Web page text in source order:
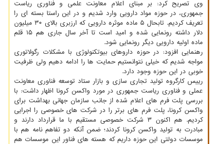
وی تصریح کرد: بر مبنای اعلام معاونت علمی و فناوری ریاست
جمهوری، در حوزه مواد دارویی وارد شدیم و در این راستا بسته ای را
تعریف کردیم. تابحال ۵ ماده موثره دارویی که ارزبری بالای ۳۰ میلیون
دلار داشته رونمایی شده و امید است تا آخر سال جاری هم ۱۵ قلم
ماده اولیه دارویی دیگر رونمایی شود.
رهنمایی افزود: در حوزه داروهای بیوتکنولوژی با مشکلات رگولاتوری
مواجه شدیم که خیلی نتوانستیم حمایت ها را ادامه دهیم ولی ظرفیت
خوبی در این حوزه وجود دارد.
رییس کارگروه تولید تجاری سازی و بازار ستاد توسعه فناوری معاونت
عملی و فناوری ریاست جمهوری در مورد واکسن کرونا اظهار داشت: با
بررسی پلت فرم های اعلام شده از جانب سازمان جهانی بهداشت برای
واکسن کرونا، پلت فرم های برتر را در شرکت های خصوصی را اجرایی
کردیم. هم اکنون ۳ شرکت خصوصی مستقیم با ما قرارداد دارند و
مبادرت به تولید واکسن کرونا کردند؛ ضمن آنکه دو تفاهم نامه هم با
موسسات دولتی این حوزه داریم که هسته های فناور این موسسات هم